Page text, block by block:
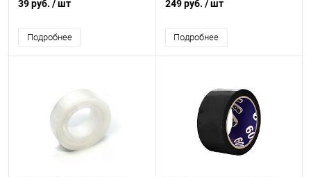
39 руб. / шт
Подробнее
249 руб. / шт
Подробнее